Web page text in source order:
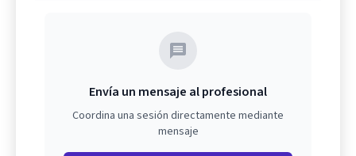
Envía un mensaje al profesional
Coordina una sesión directamente mediante
mensaje